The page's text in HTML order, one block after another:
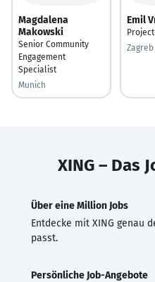
Magdalena
Makowski
Senior Community
Engagement
Specialist
Munich
Emil
Zagreb
XING – Das
Über eine Million Jobs
Entdecke mit XING genau
passt.
Persönliche Job-Angebote